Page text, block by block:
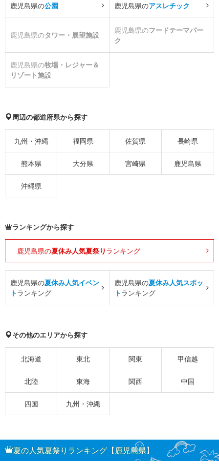
鹿児島県の公園 鹿児島県のアスレチック
鹿児島県のタワー・展望施設
鹿児島県のフードテーマパー
ク
鹿児島県の牧場・レジャー＆
リゾート施設
周辺の都道府県から探す
九州・沖縄 福岡県 佐賀県 長崎県
熊本県 大分県 宮崎県 鹿児島県
沖縄県
ランキングから探す
鹿児島県の夏休み人気夏祭り ランキング
鹿児島県の夏休み人気イベン
トランキング
鹿児島県の夏休み人気スポッ
トランキング
その他のエリアから探す
北海道 東北 関東 甲信越
北陸 東海 関西 中国
四国 九州・沖縄
夏の人気夏祭りランキング【鹿児島県】